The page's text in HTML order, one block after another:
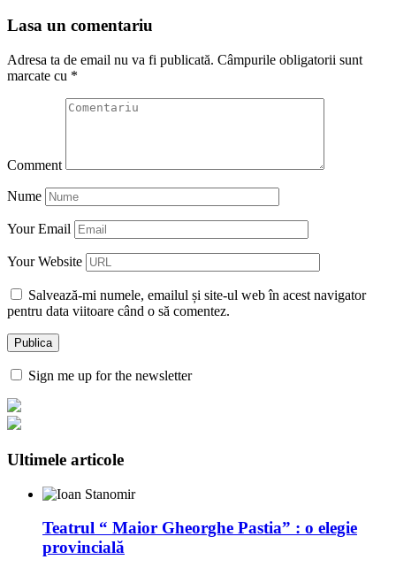
Lasa un comentariu
Adresa ta de email nu va fi publicată. Câmpurile obligatorii sunt
marcate cu *
Comment
Nume
Your Email
Your Website
Salvează-mi numele, emailul și site-ul web în acest navigator
pentru data viitoare când o să comentez.
Sign me up for the newsletter
Ultimele articole
Teatrul “ Maior Gheorghe Pastia” : o elegie
provincială